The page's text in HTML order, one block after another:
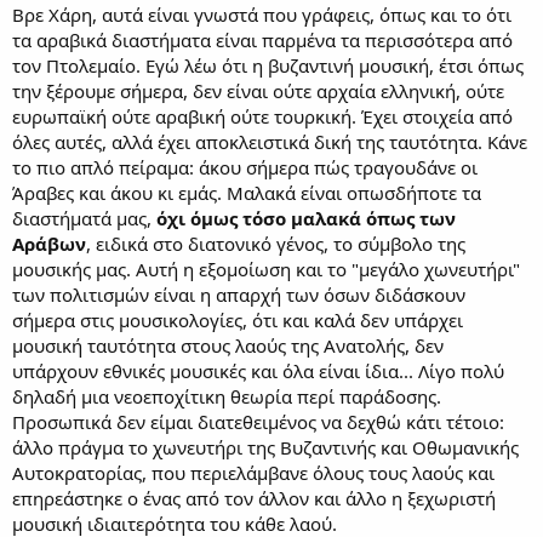
Βρε Χάρη, αυτά είναι γνωστά που γράφεις, όπως και το ότι
τα αραβικά διαστήματα είναι παρμένα τα περισσότερα από
τον Πτολεμαίο. Εγώ λέω ότι η βυζαντινή μουσική, έτσι όπως
την ξέρουμε σήμερα, δεν είναι ούτε αρχαία ελληνική, ούτε
ευρωπαϊκή ούτε αραβική ούτε τουρκική. Έχει στοιχεία από
όλες αυτές, αλλά έχει αποκλειστικά δική της ταυτότητα. Κάνε
το πιο απλό πείραμα: άκου σήμερα πώς τραγουδάνε οι
Άραβες και άκου κι εμάς. Μαλακά είναι οπωσδήποτε τα
διαστήματά μας, όχι όμως τόσο μαλακά όπως των
Αράβων, ειδικά στο διατονικό γένος, το σύμβολο της
μουσικής μας. Αυτή η εξομοίωση και το "μεγάλο χωνευτήρι"
των πολιτισμών είναι η απαρχή των όσων διδάσκουν
σήμερα στις μουσικολογίες, ότι και καλά δεν υπάρχει
μουσική ταυτότητα στους λαούς της Ανατολής, δεν
υπάρχουν εθνικές μουσικές και όλα είναι ίδια... Λίγο πολύ
δηλαδή μια νεοεποχίτικη θεωρία περί παράδοσης.
Προσωπικά δεν είμαι διατεθειμένος να δεχθώ κάτι τέτοιο:
άλλο πράγμα το χωνευτήρι της Βυζαντινής και Οθωμανικής
Αυτοκρατορίας, που περιελάμβανε όλους τους λαούς και
επηρεάστηκε ο ένας από τον άλλον και άλλο η ξεχωριστή
μουσική ιδιαιτερότητα του κάθε λαού.